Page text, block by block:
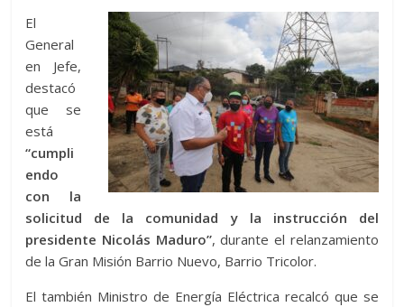
El
General
en Jefe,
destacó
que se
está
“cumpli
endo
con la
solicitud de la comunidad y la instrucción del
presidente Nicolás Maduro”, durante el relanzamiento
de la Gran Misión Barrio Nuevo, Barrio Tricolor.
El también Ministro de Energía Eléctrica recalcó que se